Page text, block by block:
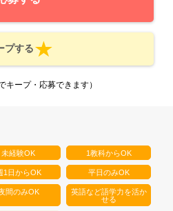
プする
キープ・応募できます）
未経験OK 1教科からOK
1日からOK 平日のみOK
間のみOK
英語など語学力を活か
せる